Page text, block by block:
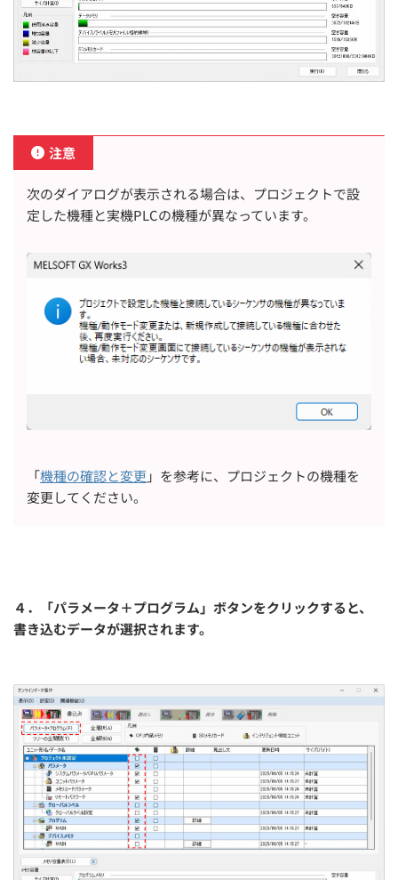
注意
次のダイアログが表示される場合は、プロジェクトで設
定した機種と実機PLCの機種が異なっています。
「機種の確認と変更 」を参考に、プロジェクトの機種を
変更してください。
４．「パラメータ＋プログラム」ボタンをクリックすると、
書き込むデータが選択されます。